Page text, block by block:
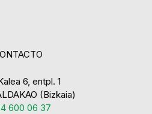
6, entpl. 1
(Bizkaia)
600 06 37